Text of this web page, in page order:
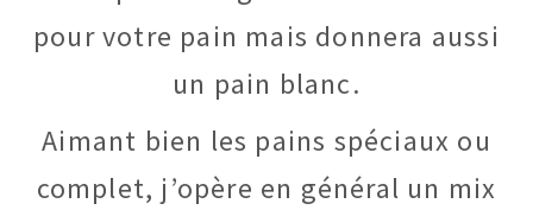
pour votre pain mais donnera aussi
un pain blanc.
Aimant bien les pains spéciaux ou
complet, j’opère en général un mix